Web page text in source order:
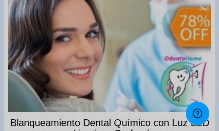
Blanqueamiento Dental Químico con Luz LED